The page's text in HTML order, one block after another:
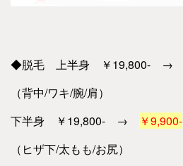
◆脱毛 上半身 ￥19,800- →
（背中/ワキ/腕/肩）
下半身 ￥19,800- →
￥9,900-
（ヒザ下/太もも/お尻）